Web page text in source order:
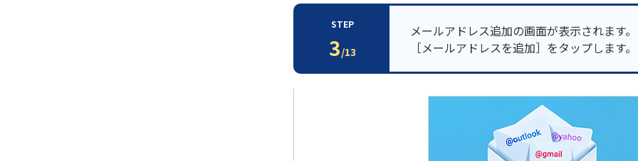
STEP
3/13
メールアドレス追加の画面が表示されます。
［メールアドレスを追加］をタップします。